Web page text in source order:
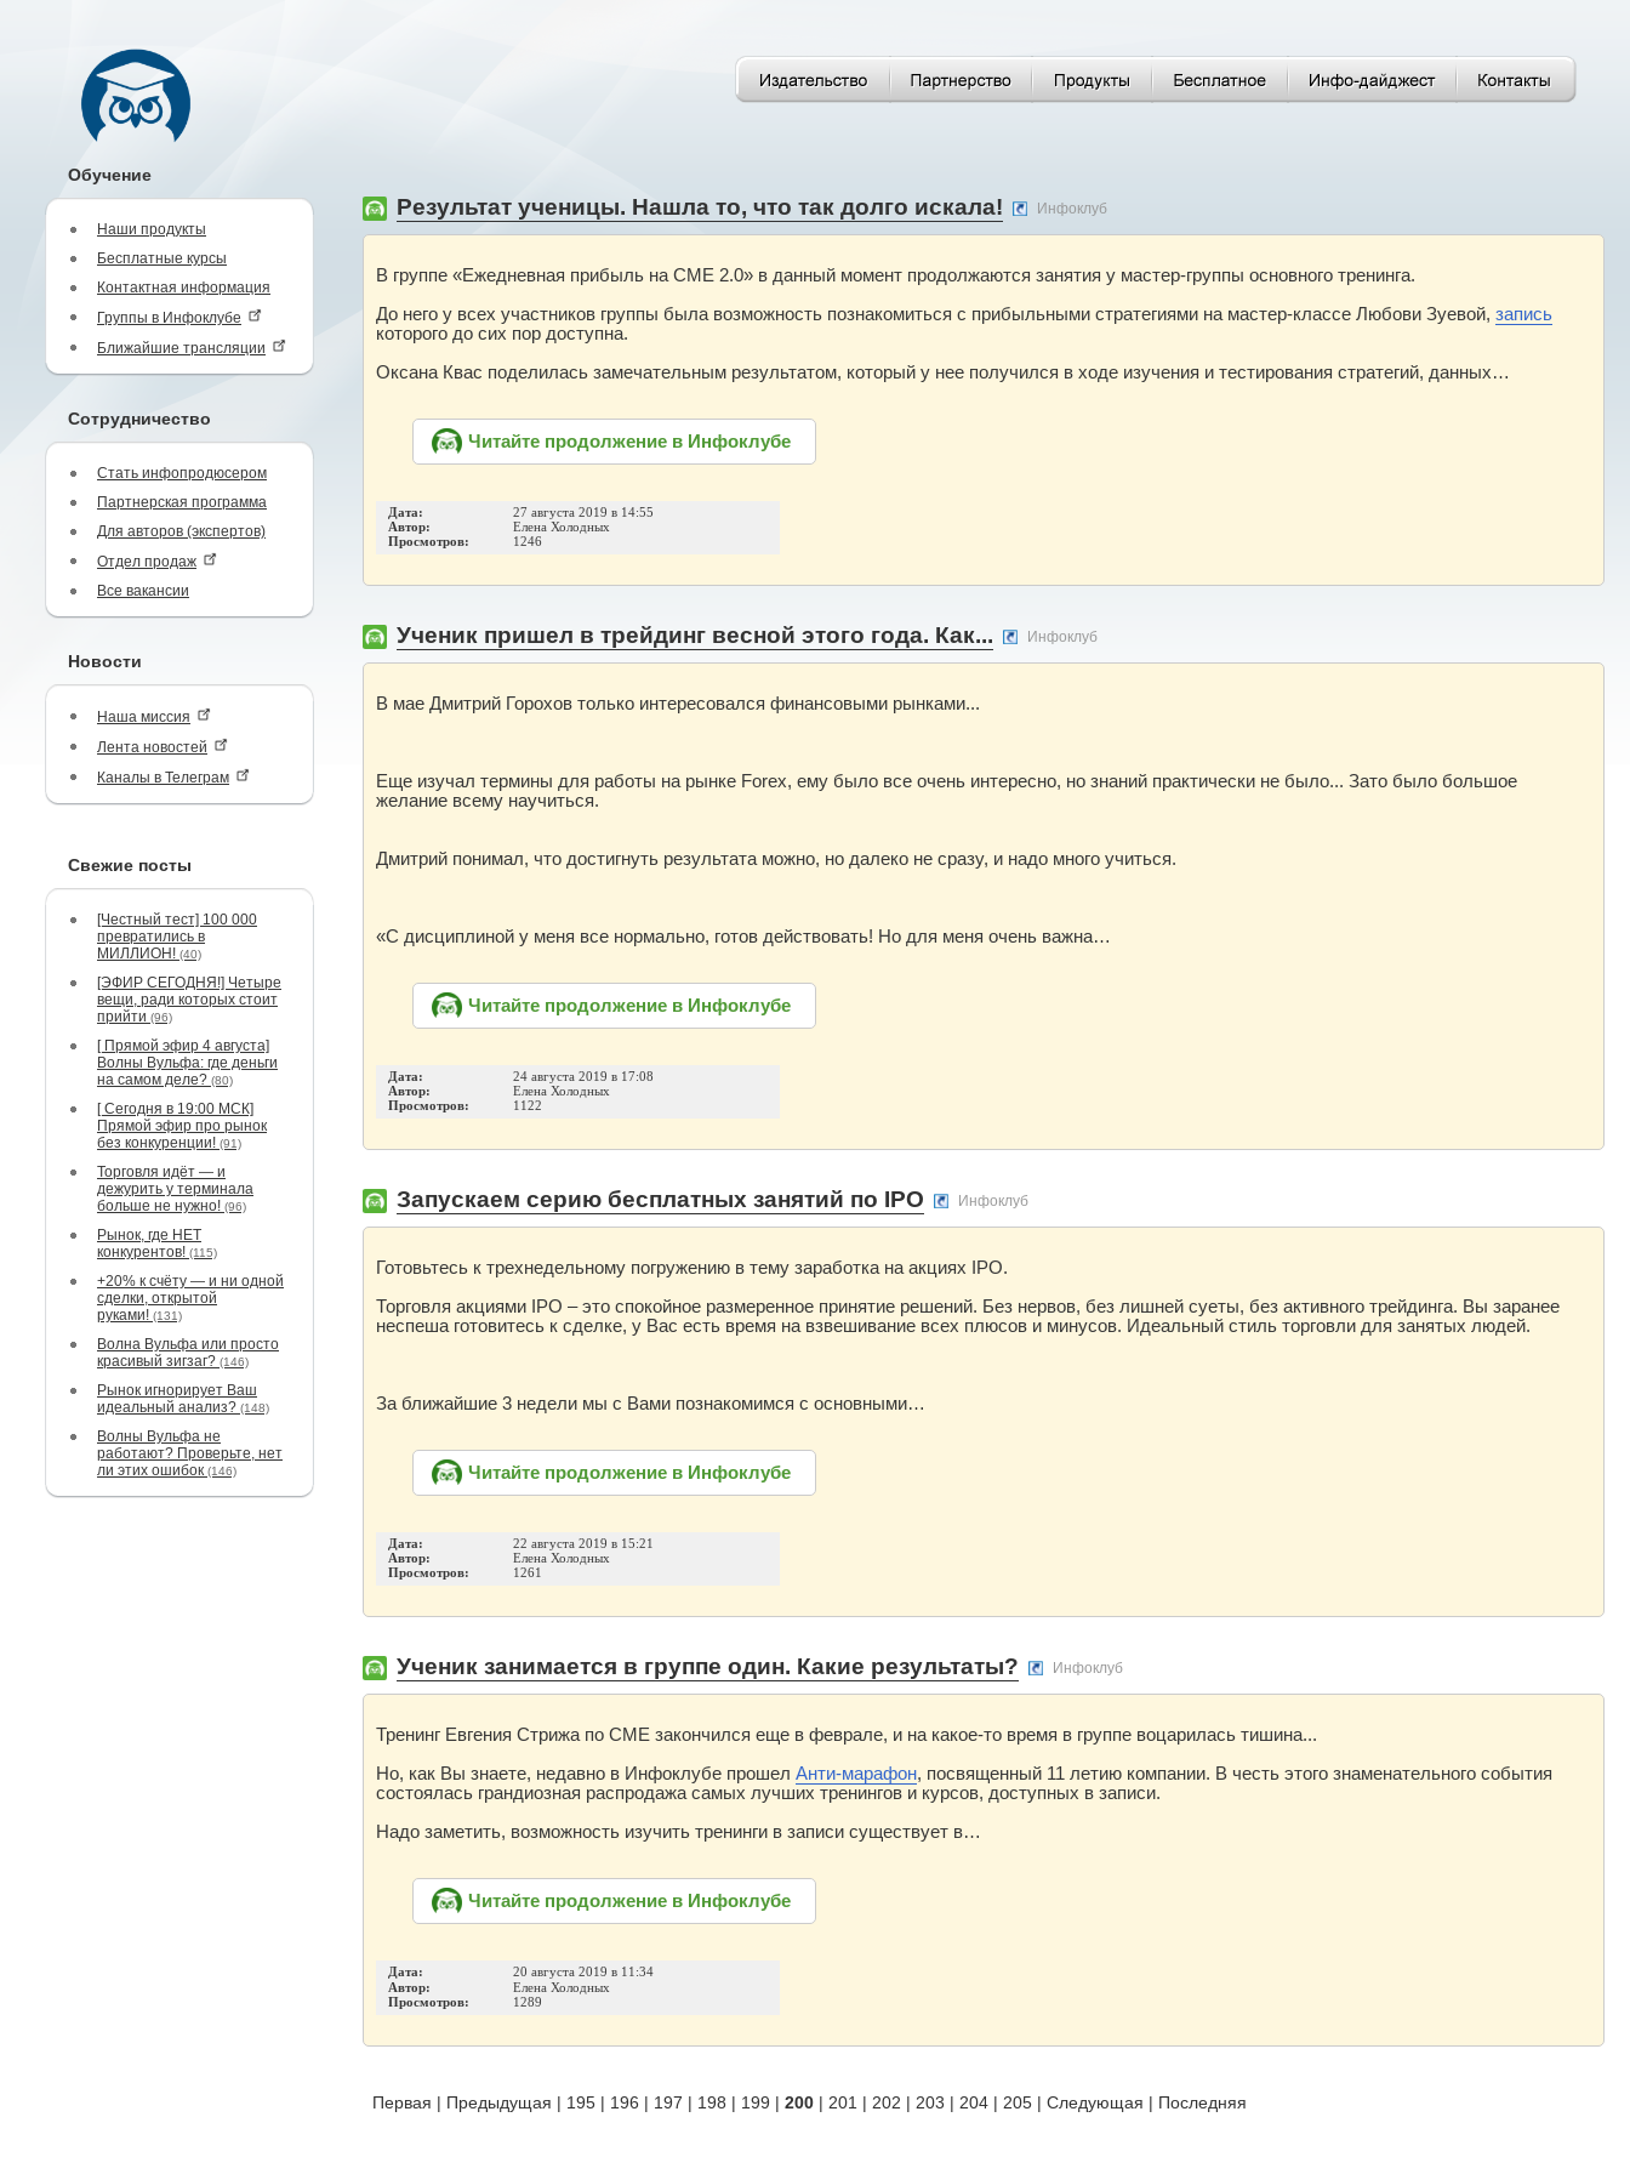
Обучение
Наши продукты
Бесплатные курсы
Контактная информация
Группы в Инфоклубе
Ближайшие трансляции
Сотрудничество
Стать инфопродюсером
Партнерская программа
Для авторов (экспертов)
Отдел продаж
Все вакансии
Новости
Наша миссия
Лента новостей
Каналы в Телеграм
Свежие посты
[Честный тест] 100 000
превратились в
МИЛЛИОН! (40)
[ЭФИР СЕГОДНЯ!] Четыре
вещи, ради которых стоит
прийти (96)
[ Прямой эфир 4 августа]
Волны Вульфа: где деньги
на самом деле? (80)
[ Сегодня в 19:00 МСК]
Прямой эфир про рынок
без конкуренции! (91)
Торговля идёт — и
дежурить у терминала
больше не нужно! (96)
Рынок, где НЕТ
конкурентов! (115)
+20% к счёту — и ни одной
сделки, открытой
руками! (131)
Волна Вульфа или просто
красивый зигзаг? (146)
Рынок игнорирует Ваш
идеальный анализ? (148)
Волны Вульфа не
работают? Проверьте, нет
ли этих ошибок (146)
Результат ученицы. Нашла то, что так долго искала! Инфоклуб
В группе «Ежедневная прибыль на CME 2.0» в данный момент продолжаются занятия у мастер-группы основного тренинга.
До него у всех участников группы была возможность познакомиться с прибыльными стратегиями на мастер-классе Любови Зуевой, запись
которого до сих пор доступна.
Оксана Квас поделилась замечательным результатом, который у нее получился в ходе изучения и тестирования стратегий, данных…
Читайте продолжение в Инфоклубе
Дата:
27 августа 2019 в 14:55
Автор:
Елена Холодных
Просмотров:
1246
Ученик пришел в трейдинг весной этого года. Как... Инфоклуб
В мае Дмитрий Горохов только интересовался финансовыми рынками...
Еще изучал термины для работы на рынке Forex, ему было все очень интересно, но знаний практически не было... Зато было большое
желание всему научиться.
Дмитрий понимал, что достигнуть результата можно, но далеко не сразу, и надо много учиться.
«С дисциплиной у меня все нормально, готов действовать! Но для меня очень важна…
Читайте продолжение в Инфоклубе
Дата:
24 августа 2019 в 17:08
Автор:
Елена Холодных
Просмотров:
1122
Запускаем серию бесплатных занятий по IPO Инфоклуб
Готовьтесь к трехнедельному погружению в тему заработка на акциях IPO.
Торговля акциями IPO – это спокойное размеренное принятие решений. Без нервов, без лишней суеты, без активного трейдинга. Вы заранее
неспеша готовитесь к сделке, у Вас есть время на взвешивание всех плюсов и минусов. Идеальный стиль торговли для занятых людей.
За ближайшие 3 недели мы с Вами познакомимся с основными…
Читайте продолжение в Инфоклубе
Дата:
22 августа 2019 в 15:21
Автор:
Елена Холодных
Просмотров:
1261
Ученик занимается в группе один. Какие результаты? Инфоклуб
Тренинг Евгения Стрижа по CME закончился еще в феврале, и на какое-то время в группе воцарилась тишина...
Но, как Вы знаете, недавно в Инфоклубе прошел Анти-марафон, посвященный 11 летию компании. В честь этого знаменательного события
состоялась грандиозная распродажа самых лучших тренингов и курсов, доступных в записи.
Надо заметить, возможность изучить тренинги в записи существует в…
Читайте продолжение в Инфоклубе
Дата:
20 августа 2019 в 11:34
Автор:
Елена Холодных
Просмотров:
1289
Первая | Предыдущая | 195 | 196 | 197 | 198 | 199 | 200 | 201 | 202 | 203 | 204 | 205 | Следующая | Последняя